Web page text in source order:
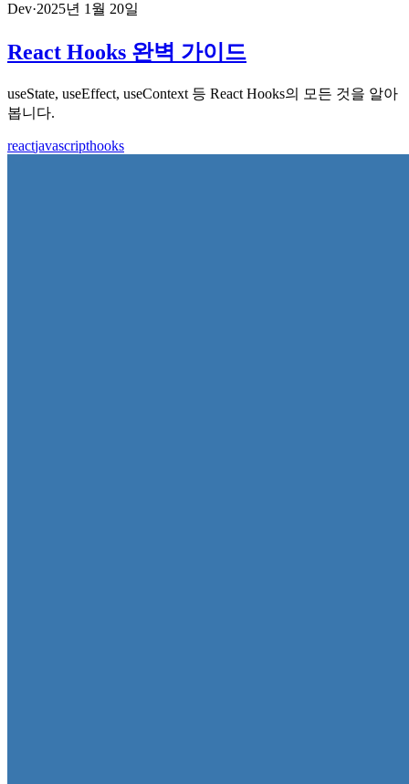
Dev·2025년 1월 20일
React Hooks 완벽 가이드
useState, useEffect, useContext 등 React Hooks의 모든 것을 알아
봅니다.
reactjavascripthooks